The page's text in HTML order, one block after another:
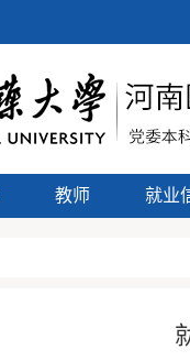
教师 就业